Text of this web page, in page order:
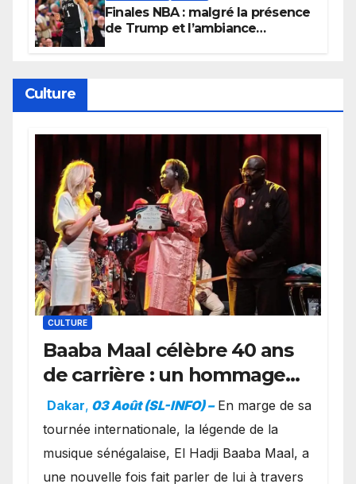
Finales NBA : malgré la présence
de Trump et l’ambiance
Culture
CULTURE
Baaba Maal célèbre 40 ans
de carrière : un hommage
exceptionnel à Oslo en
présence de la famille
royale.
Dakar, 03 Août (SL-INFO) – ​En marge de sa
tournée internationale, la légende de la
musique sénégalaise, El Hadji Baaba Maal, a
une nouvelle fois fait parler de lui à travers